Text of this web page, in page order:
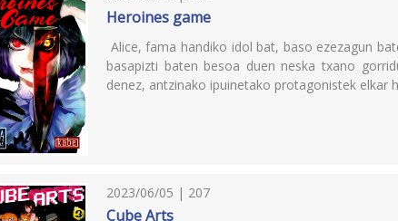
Heroines game
Alice, fama handiko idol bat, baso ezezagun
basapizti baten besoa duen neska txano
denez, antzinako ipuinetako protagonistek elkar
2023/06/05 | 207
Cube Arts